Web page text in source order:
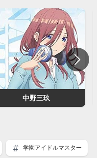
中野三玖
学園アイドルマスター